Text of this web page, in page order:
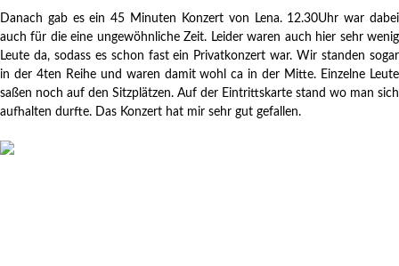
Danach gab es ein 45 Minuten Konzert von Lena. 12.30Uhr war dabei
auch für die eine ungewöhnliche Zeit. Leider waren auch hier sehr wenig
Leute da, sodass es schon fast ein Privatkonzert war. Wir standen sogar
in der 4ten Reihe und waren damit wohl ca in der Mitte. Einzelne Leute
saßen noch auf den Sitzplätzen. Auf der Eintrittskarte stand wo man sich
aufhalten durfte. Das Konzert hat mir sehr gut gefallen.